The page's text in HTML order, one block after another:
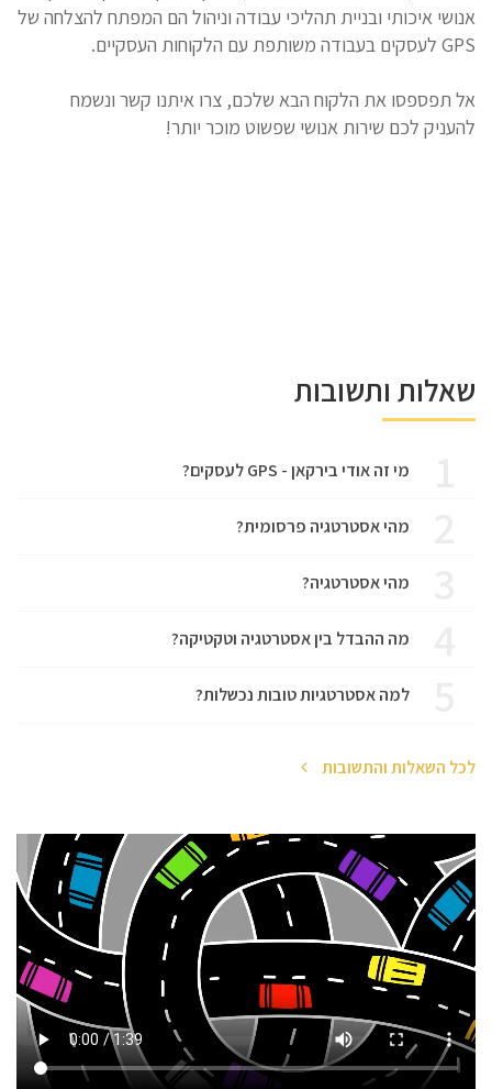
אנושי איכותי ובניית תהליכי עבודה וניהול הם המפתח להצלחה של
GPS לעסקים בעבודה משותפת עם הלקוחות העסקיים.
אל תפספסו את הלקוח הבא שלכם, צרו איתנו קשר ונשמח
להעניק לכם שירות אנושי שפשוט מוכר יותר!
שאלות ותשובות
מי זה אודי בירקאן - GPS לעסקים?
מהי אסטרטגיה פרסומית?
מהי אסטרטגיה?
מה ההבדל בין אסטרטגיה וטקטיקה?
למה אסטרטגיות טובות נכשלות?
לכל השאלות והתשובות